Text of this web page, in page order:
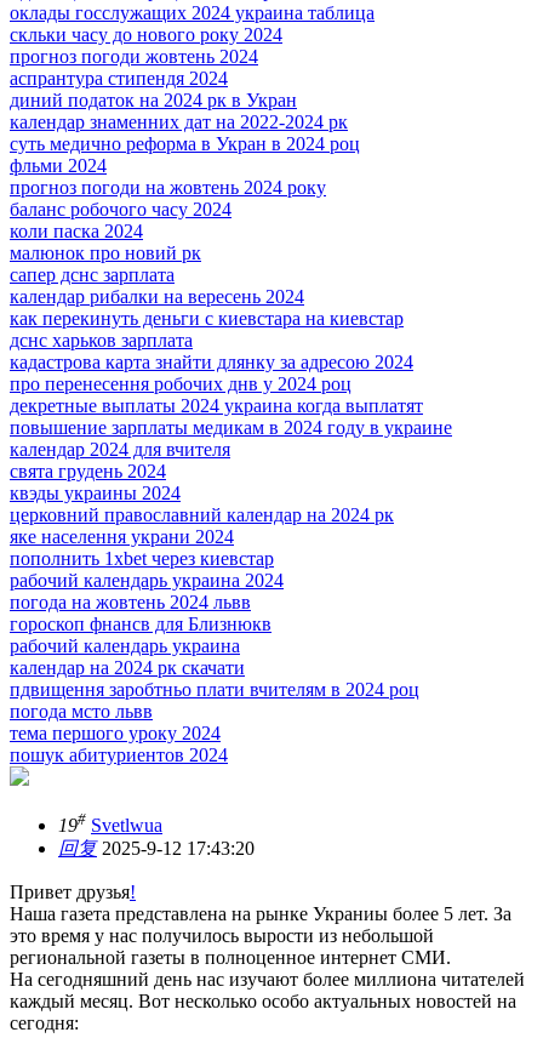
оклады госслужащих 2024 украина таблица
скльки часу до нового року 2024
прогноз погоди жовтень 2024
аспрантура стипендя 2024
диний податок на 2024 рк в Укран
календар знаменних дат на 2022-2024 рк
суть медично реформа в Укран в 2024 роц
фльми 2024
прогноз погоди на жовтень 2024 року
баланс робочого часу 2024
коли паска 2024
малюнок про новий рк
сапер дснс зарплата
календар рибалки на вересень 2024
как перекинуть деньги с киевстара на киевстар
дснс харьков зарплата
кадастрова карта знайти длянку за адресою 2024
про перенесення робочих днв у 2024 роц
декретные выплаты 2024 украина когда выплатят
повышение зарплаты медикам в 2024 году в украине
календар 2024 для вчителя
свята грудень 2024
квэды украины 2024
церковний православний календар на 2024 рк
яке населення украни 2024
пополнить 1xbet через киевстар
рабочий календарь украина 2024
погода на жовтень 2024 львв
гороскоп фнансв для Близнюкв
рабочий календарь украина
календар на 2024 рк скачати
пдвищення заробтньо плати вчителям в 2024 роц
погода мсто львв
тема першого уроку 2024
пошук абитуриентов 2024
19# Svetlwua
回复2025-9-12 17:43:20
Привет друзья!
Наша газета представлена на рынке Украниы более 5 лет. За
это время у нас получилось вырости из небольшой
региональной газеты в полноценное интернет СМИ.
На сегодняшний день нас изучают более миллиона читателей
каждый месяц. Вот несколько особо актуальных новостей на
сегодня: